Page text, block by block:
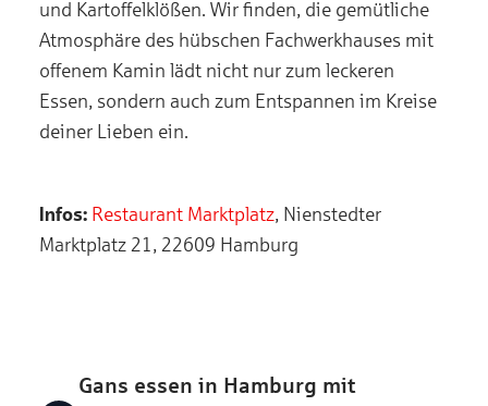
und Kartoffelklößen. Wir finden, die gemütliche
Atmosphäre des hübschen Fachwerkhauses mit
offenem Kamin lädt nicht nur zum leckeren
Essen, sondern auch zum Entspannen im Kreise
deiner Lieben ein.
Infos: Restaurant Marktplatz, Nienstedter
Marktplatz 21, 22609 Hamburg
Gans essen in Hamburg mit